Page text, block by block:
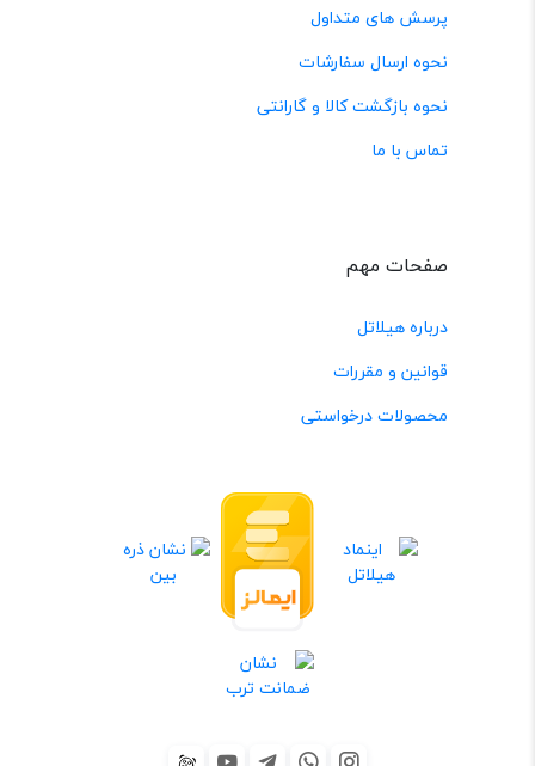
پرسش های متداول
نحوه ارسال سفارشات
نحوه بازگشت کالا و گارانتی
تماس با ما
صفحات مهم
درباره هیلاتل
قوانین و مقررات
محصولات درخواستی